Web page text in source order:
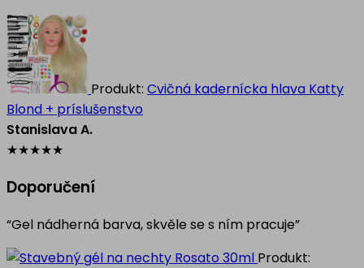
Produkt: Cvičná kadernícka hlava Katty
Blond + príslušenstvo
Stanislava A.
★★★★★
Doporučení
“Gel nádherná barva, skvěle se s ním pracuje”
Produkt: